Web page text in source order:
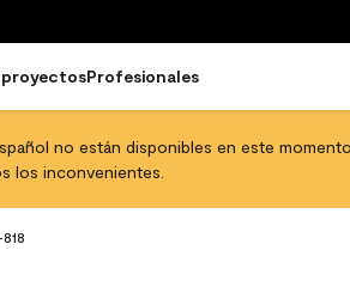
Profesionales
no están disponibles en este
los inconvenientes.